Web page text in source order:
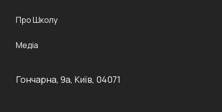
Про Школу
Медіа
Гончарна, 9а, Київ, 04071